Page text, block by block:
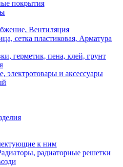
покрытия
Вентиляция
сетка пластиковая, Арматура
герметик, пена, клей, грунт
электротовары и аксессуары
к ним
радиаторные решетки